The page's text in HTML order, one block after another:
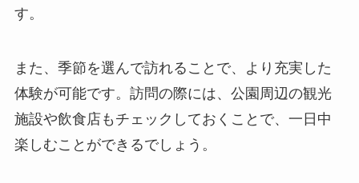
す。
また、季節を選んで訪れることで、より充実した
体験が可能です。訪問の際には、公園周辺の観光
施設や飲食店もチェックしておくことで、一日中
楽しむことができるでしょう。